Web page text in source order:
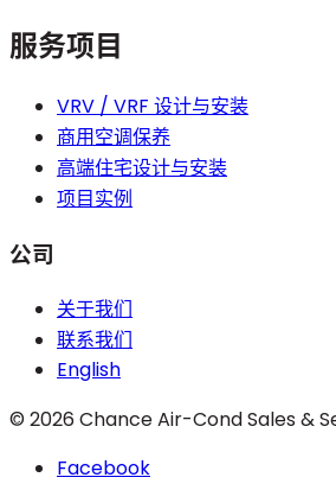
服务项目
VRV / VRF 设计与安装
商用空调保养
高端住宅设计与安装
项目实例
公司
关于我们
联系我们
English
© 2026 Chance Air-Cond Sales &
Facebook